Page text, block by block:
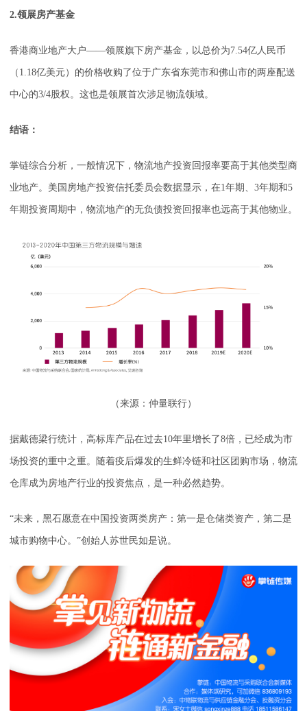
2.领展房产基金
香港商业地产大户——领展旗下房产基金，以总价为7.54亿人民币
（1.18亿美元）的价格收购了位于广东省东莞市和佛山市的两座配送
中心的3/4股权。这也是领展首次涉足物流领域。
结语：
掌链综合分析，一般情况下，物流地产投资回报率要高于其他类型商
业地产。美国房地产投资信托委员会数据显示，在1年期、3年期和5
年期投资周期中，物流地产的无负债投资回报率也远高于其他物业。
（来源：仲量联行）
据戴德梁行统计，高标库产品在过去10年里增长了8倍，已经成为市
场投资的重中之重。随着疫后爆发的生鲜冷链和社区团购市场，物流
仓库成为房地产行业的投资焦点，是一种必然趋势。
“未来，黑石愿意在中国投资两类房产：第一是仓储类资产，第二是
城市购物中心。”创始人苏世民如是说。